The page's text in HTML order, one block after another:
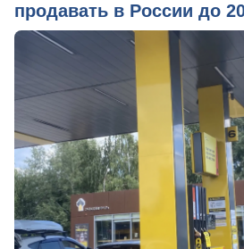
продавать в России до